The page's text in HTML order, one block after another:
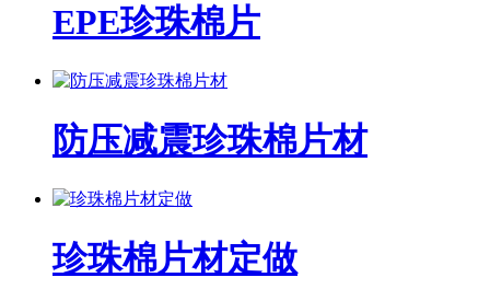
EPE珍珠棉片
防压减震珍珠棉片材
珍珠棉片材定做